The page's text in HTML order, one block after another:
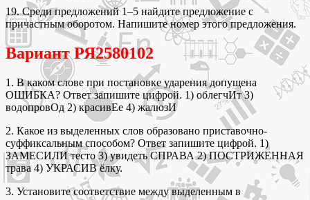
19. Среди предложений 1–5 найдите предложение с
причастным оборотом. Напишите номер этого предложения.
Вариант РЯ2580102
1. В каком слове при постановке ударения допущена
ОШИБКА? Ответ запишите цифрой. 1) облегчИт 3)
водопровОд 2) красивЕе 4) жалюзИ
2. Какое из выделенных слов образовано приставочно-
суффиксальным способом? Ответ запишите цифрой. 1)
ЗАМЕСИЛИ тесто 3) увидеть СПРАВА 2) ПОСТРИЖЕННАЯ
трава 4) УКРАСИВ ёлку.
3. Установите соответствие между выделенным в